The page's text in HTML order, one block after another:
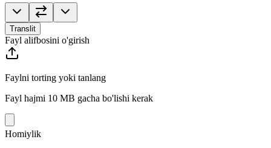
Translit
Fayl alifbosini o'girish
Faylni torting yoki tanlang
Fayl hajmi 10 MB gacha bo'lishi kerak
Homiylik